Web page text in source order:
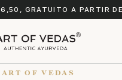
GRATUITO A PARTIR
ART OF VEDAS